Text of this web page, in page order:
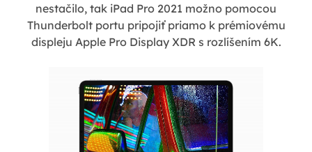
nestačilo, tak iPad Pro 2021 možno pomocou
Thunderbolt portu pripojiť priamo k prémiovému
displeju Apple Pro Display XDR s rozlíšením 6K.